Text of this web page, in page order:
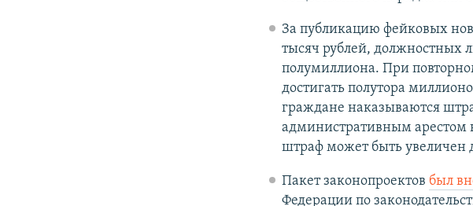
За публикацию фейковых
тысяч рублей, должностных
полумиллиона. При
достигать полутора
граждане наказываются
административным арестом
штраф может быть увеличен
Пакет законопроектов был
Федерации по